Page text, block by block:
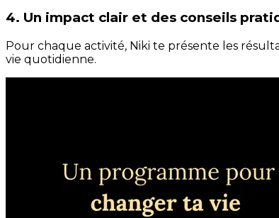
4. Un impact clair et des conseils
Pour chaque activité, Niki te présente les
vie quotidienne.